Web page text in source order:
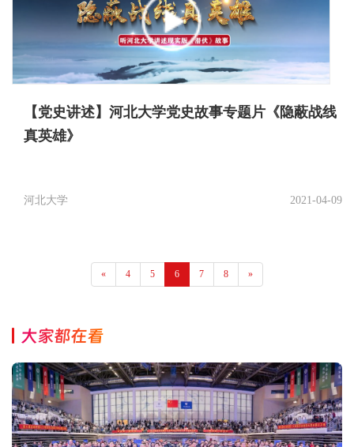
【党史讲述】河北大学党史故事专题片《隐蔽战线
真英雄》
河北大学 2021-04-09
« 4 5 6 7 8 »
大家都在看